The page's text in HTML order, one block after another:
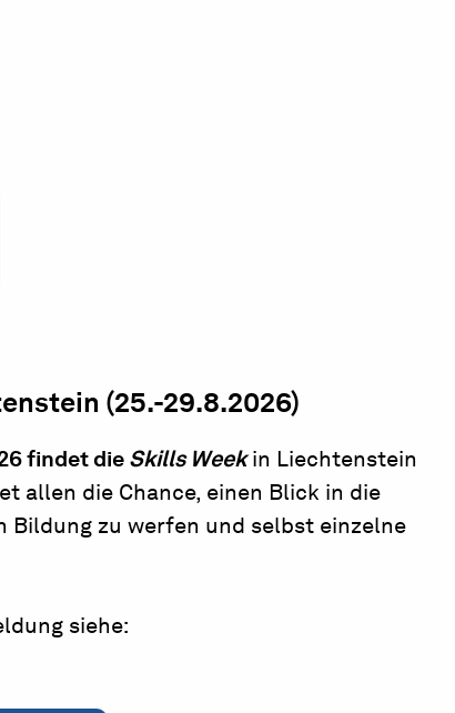
(25.-29.8.2026)
findet die Skills Weekin Liechtenstein
allen die Chance, einen Blick in die
Bildung zu werfen und selbst einzelne
siehe: